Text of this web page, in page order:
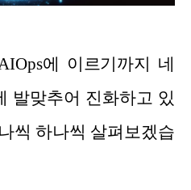
에 이르기까지 네
발맞추어 진화하고 있
씩 하나씩 살펴보겠습